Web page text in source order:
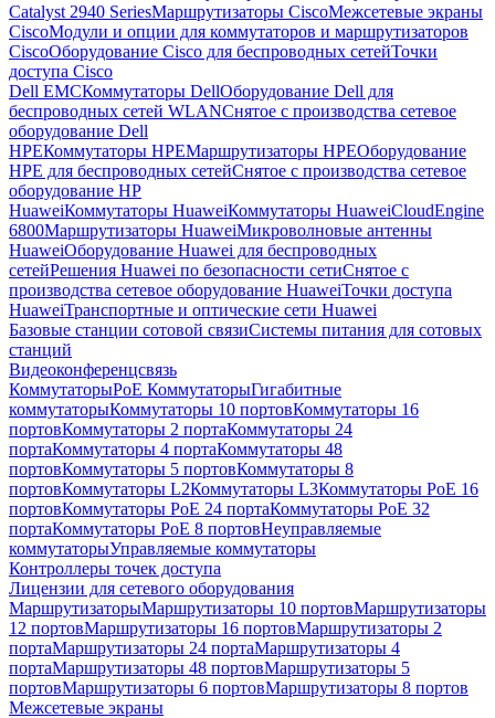
Catalyst 2940 SeriesМаршрутизаторы CiscoМежсетевые экраны
CiscoМодули и опции для коммутаторов и маршрутизаторов
CiscoОборудование Cisco для беспроводных сетейТочки
доступа Cisco
Dell EMCКоммутаторы DellОборудование Dell для
беспроводных сетей WLANСнятое с производства сетевое
оборудование Dell
HPEКоммутаторы HPEМаршрутизаторы HPEОборудование
HPE для беспроводных сетейСнятое с производства сетевое
оборудование HP
HuaweiКоммутаторы HuaweiКоммутаторы HuaweiCloudEngine
6800Маршрутизаторы HuaweiМикроволновые антенны
HuaweiОборудование Huawei для беспроводных
сетейРешения Huawei по безопасности сетиСнятое с
производства сетевое оборудование HuaweiТочки доступа
HuaweiТранспортные и оптические сети Huawei
Базовые станции сотовой связиСистемы питания для сотовых
станций
Видеоконференцсвязь
КоммутаторыPoE КоммутаторыГигабитные
коммутаторыКоммутаторы 10 портовКоммутаторы 16
портовКоммутаторы 2 портаКоммутаторы 24
портаКоммутаторы 4 портаКоммутаторы 48
портовКоммутаторы 5 портовКоммутаторы 8
портовКоммутаторы L2Коммутаторы L3Коммутаторы PoE 16
портовКоммутаторы PoE 24 портаКоммутаторы PoE 32
портаКоммутаторы PoE 8 портовНеуправляемые
коммутаторыУправляемые коммутаторы
Контроллеры точек доступа
Лицензии для сетевого оборудования
МаршрутизаторыМаршрутизаторы 10 портовМаршрутизаторы
12 портовМаршрутизаторы 16 портовМаршрутизаторы 2
портаМаршрутизаторы 24 портаМаршрутизаторы 4
портаМаршрутизаторы 48 портовМаршрутизаторы 5
портовМаршрутизаторы 6 портовМаршрутизаторы 8 портов
Межсетевые экраны